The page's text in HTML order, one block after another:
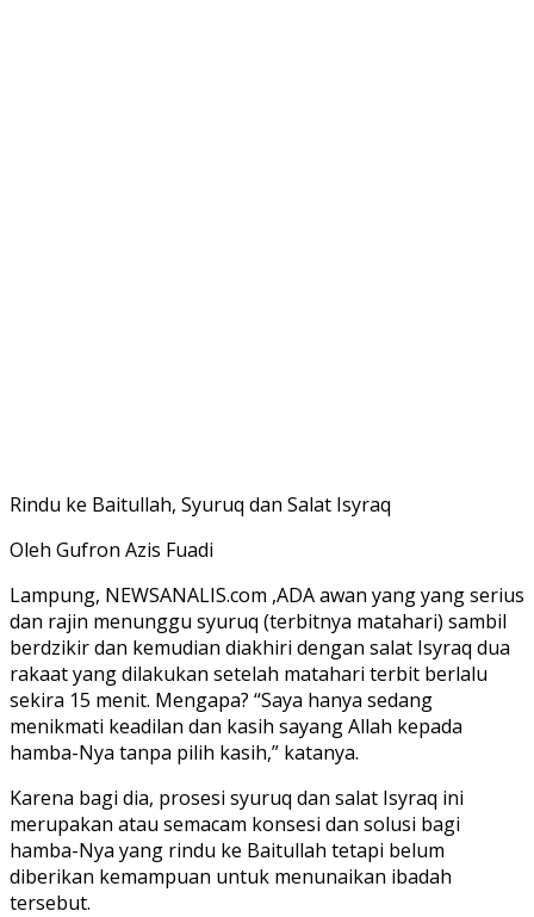
Rindu ke Baitullah, Syuruq dan Salat Isyraq
Oleh Gufron Azis Fuadi
Lampung, NEWSANALIS.com ,ADA awan yang yang serius
dan rajin menunggu syuruq (terbitnya matahari) sambil
berdzikir dan kemudian diakhiri dengan salat Isyraq dua
rakaat yang dilakukan setelah matahari terbit berlalu
sekira 15 menit. Mengapa? “Saya hanya sedang
menikmati keadilan dan kasih sayang Allah kepada
hamba-Nya tanpa pilih kasih,” katanya.
Karena bagi dia, prosesi syuruq dan salat Isyraq ini
merupakan atau semacam konsesi dan solusi bagi
hamba-Nya yang rindu ke Baitullah tetapi belum
diberikan kemampuan untuk menunaikan ibadah
tersebut.